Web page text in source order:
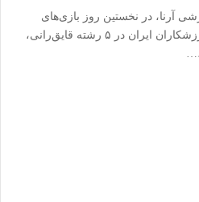
آرنا، در نخستین روز بازی‌های
المپیک ۲۰۲۴ پاریس، ورزشکاران ایران در ۵ رشته قایق‌رانی،